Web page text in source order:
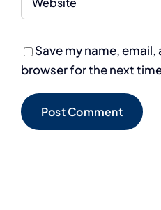
Save my name,
browser for the next